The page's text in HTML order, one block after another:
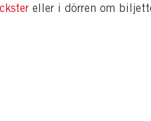
eller i dörren om